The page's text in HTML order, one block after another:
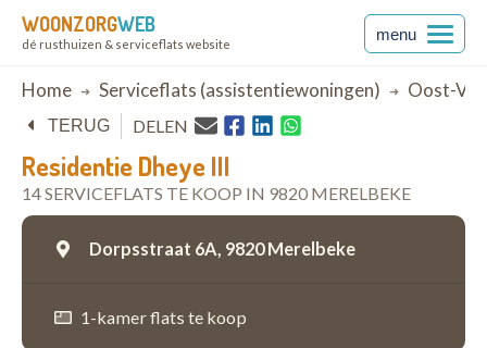
WOONZORGWEB
dé rusthuizen & serviceflats website
menu
Breadcrumb
Home Serviceflats (assistentiewoningen) Oost-
Residentie Dheye III
14 SERVICEFLATS TE KOOP IN 9820 MERELBEKE
TERUG DELEN
Dorpsstraat 6A, 9820 Merelbeke
1-kamer flats te koop